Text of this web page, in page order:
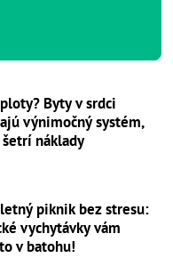
Byty v srdci
výnimočný systém,
náklady
piknik bez stresu:
vychytávky vám
v batohu!